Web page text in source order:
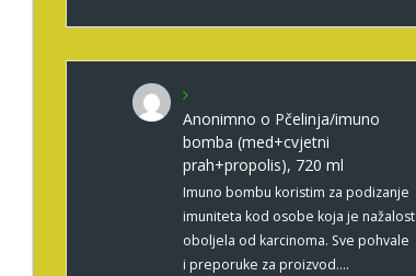
Anonimno o Pčelinja/imuno
bomba (med+cvjetni
prah+propolis), 720 ml
Imuno bombu koristim za podizanje
imuniteta kod osobe koja je nažalost
oboljela od karcinoma. Sve pohvale
i preporuke za proizvod.…